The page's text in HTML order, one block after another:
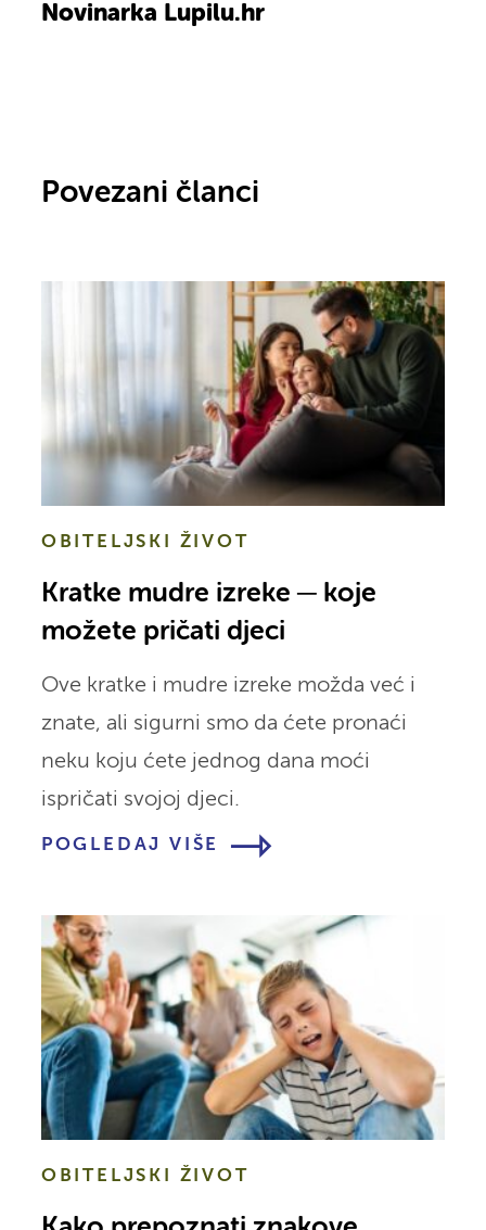
Novinarka Lupilu.hr
Povezani članci
OBITELJSKI ŽIVOT
Kratke mudre izreke ─ koje
možete pričati djeci
Ove kratke i mudre izreke možda već i
znate, ali sigurni smo da ćete pronaći
neku koju ćete jednog dana moći
ispričati svojoj djeci.
POGLEDAJ VIŠE
OBITELJSKI ŽIVOT